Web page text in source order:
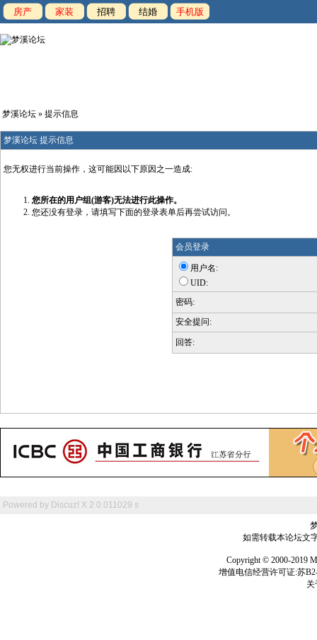
房产 家装 招聘 结婚 手机版
梦溪论坛 » 提示信息
梦溪论坛 提示信息
您无权进行当前操作，这可能因以下原因之一造成:
您所在的用户组(游客)无法进行此操作。
您还没有登录，请填写下面的登录表单后再尝试访问。
会员登录
用户名:
UID:
密码:
安全提问:
回答:
Powered by Discuz! X 2 0.011029 s
如需转载本论坛文
Copyright © 2000-2019
增值电信经营许可证:苏
关